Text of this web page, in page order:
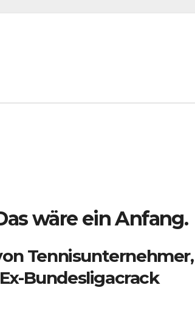
wäre ein Anfang.
Tennisunternehmer,
Bundesligacrack